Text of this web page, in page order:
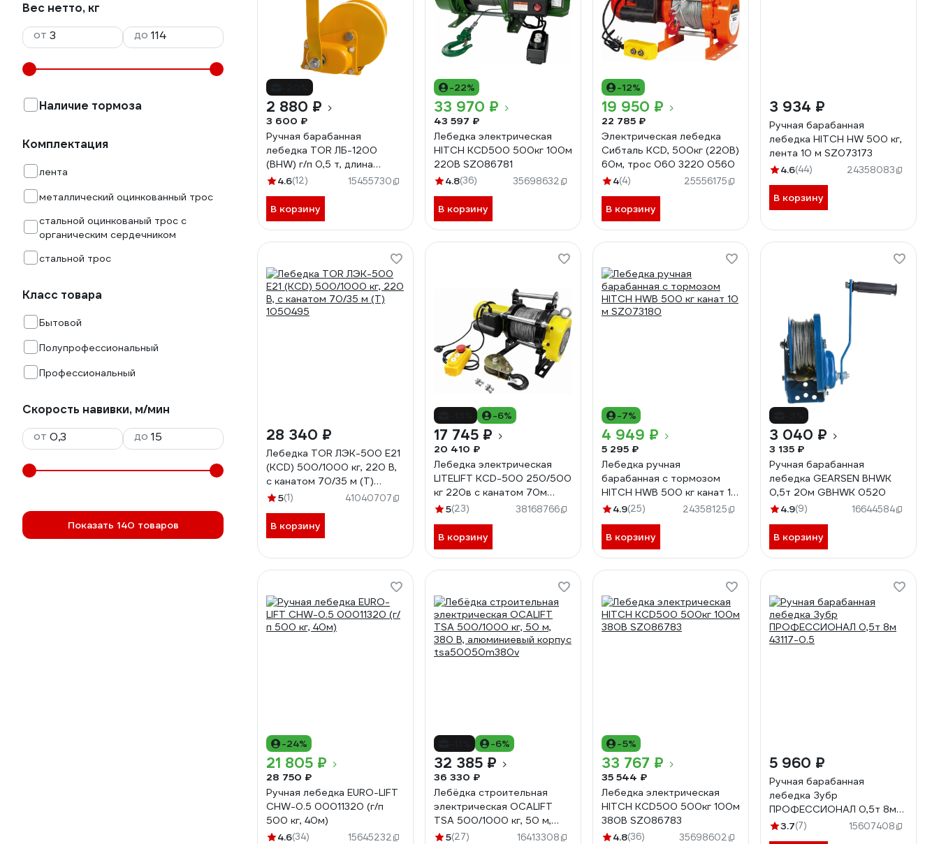
Вес нетто, кг
от
до
Наличие тормоза
Комплектация
лента
металлический оцинкованный трос
стальной оцинкованый трос с
органическим сердечником
стальной трос
Класс товара
Бытовой
Полупрофессиональный
Профессиональный
Скорость навивки, м/мин
от
до
Показать 140 товаров
2 880 ₽
3 600 ₽
Ручная барабанная
лебедка TOR ЛБ-1200
(BHW) г/п 0,5 т, длина
троса 10 м 113054
4.6(12) 15455730
В корзину
-22%
33 970 ₽
43 597 ₽
Лебедка электрическая
HITCH KCD500 500кг 100м
220В SZ086781
4.8(36) 35698632
В корзину
-12%
19 950 ₽
22 785 ₽
Электрическая лебедка
Сибталь KCD, 500кг (220В)
60м, трос 060 3220 0560
4(4) 25556175
В корзину
3 934 ₽
Ручная барабанная
лебедка HITCH HW 500 кг,
лента 10 м SZ073173
4.6(44) 24358083
В корзину
28 340 ₽
Лебедка TOR ЛЭК-500 E21
(KCD) 500/1000 кг, 220 В,
с канатом 70/35 м (T)
1050495
5(1) 41040707
В корзину
-6%
17 745 ₽
20 410 ₽
Лебедка электрическая
LITELIFT KCD-500 250/500
кг 220в с канатом 70м
kcd50070m220
5(23) 38168766
В корзину
-7%
4 949 ₽
5 295 ₽
Лебедка ручная
барабанная с тормозом
HITCH HWB 500 кг канат 10
м SZ073180
4.9(25) 24358125
В корзину
3 040 ₽
3 135 ₽
Ручная барабанная
лебедка GEARSEN BHWK
0,5т 20м GBHWK 0520
4.9(9) 16644584
В корзину
-24%
21 805 ₽
28 750 ₽
Ручная лебедка EURO-LIFT
CHW-0.5 00011320 (г/п
500 кг, 40м)
4.6(34) 15645232
-6%
32 385 ₽
36 330 ₽
Лебёдка строительная
электрическая OCALIFT
TSA 500/1000 кг, 50 м,
380 В, алюминиевый корпус
5(27) 16413308
-5%
33 767 ₽
35 544 ₽
Лебедка электрическая
HITCH KCD500 500кг 100м
380В SZ086783
4.8(36) 35698602
5 960 ₽
Ручная барабанная
лебедка Зубр
ПРОФЕССИОНАЛ 0,5т 8м
43117-0.5
3.7(7) 15607408